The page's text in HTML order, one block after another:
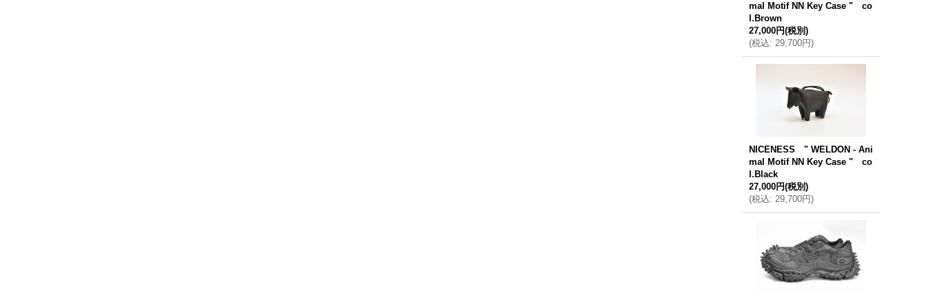
mal Motif NN Key Case " co
l.Brown
27,000円(税別)
(税込: 29,700円)
NICENESS " WELDON - Ani
mal Motif NN Key Case " co
l.Black
27,000円(税別)
(税込: 29,700円)